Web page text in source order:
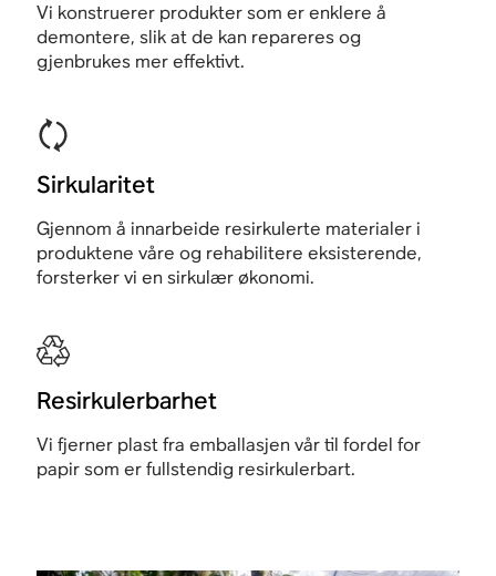
Vi konstruerer produkter som er enklere å
demontere, slik at de kan repareres og
gjenbrukes mer effektivt.
Sirkularitet
Gjennom å innarbeide resirkulerte materialer i
produktene våre og rehabilitere eksisterende,
forsterker vi en sirkulær økonomi.
Resirkulerbarhet
Vi fjerner plast fra emballasjen vår til fordel for
papir som er fullstendig resirkulerbart.